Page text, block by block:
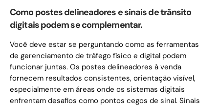
Como postes delineadores e sinais de trânsito
digitais podem se complementar.
Você deve estar se perguntando como as ferramentas
de gerenciamento de tráfego físico e digital podem
funcionar juntas. Os postes delineadores à venda
fornecem resultados consistentes, orientação visível,
especialmente em áreas onde os sistemas digitais
enfrentam desafios como pontos cegos de sinal. Sinais